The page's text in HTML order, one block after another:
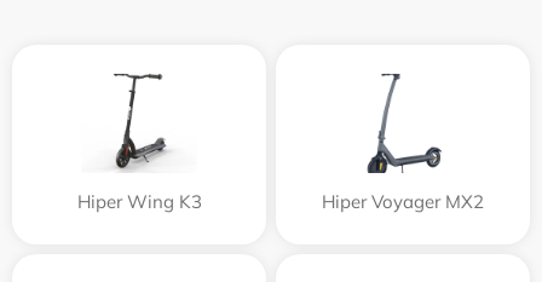
Hiper Wing K3 Hiper Voyager MX2